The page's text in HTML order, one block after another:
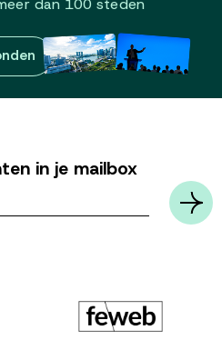
dan 100 steden
in je mailbox